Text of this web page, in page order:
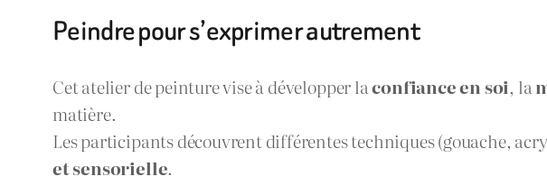
Peindre pour s’exprimer autrement
Cet atelier de peinture vise à développer laconfiance en soi, la
matière.
Les participants découvrent différentes techniques (gouache,
et sensorielle.